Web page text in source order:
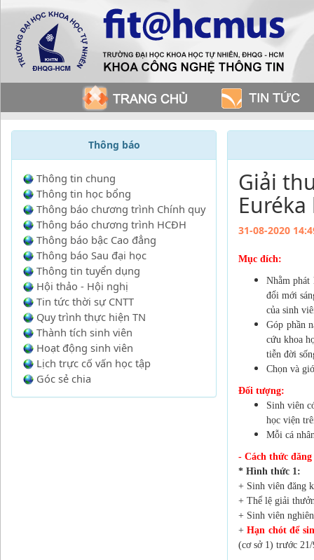
Thông báo
Thông tin chung
Thông tin học bổng
Thông báo chương trình Chính quy
Thông báo chương trình HCĐH
Thông báo bậc Cao đẳng
Thông báo Sau đại học
Thông tin tuyển dụng
Hội thảo - Hội nghị
Tin tức thời sự CNTT
Quy trình thực hiện TN
Thành tích sinh viên
Hoạt động sinh viên
Lịch trực cố vấn học tập
Góc sẻ chia
Giải
31-08-2020
Mục đích:
Nhằm phát
đổi mới
của sinh
Góp phần
cứu khoa
tiễn đời
Chọn và
Đối tượng:
Sinh viên
học viện
Mỗi cá
- Cách thức
* Hình thức 1:
+ Sinh viên đăng
+ Thể lệ giải
+ Sinh viên
+ Hạn chót để
(cơ sở 1) trước